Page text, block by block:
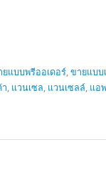
ยแบบพรีออเดอร์,ขายแบบ
, แวนเซล, แวนเซลล์, แอ